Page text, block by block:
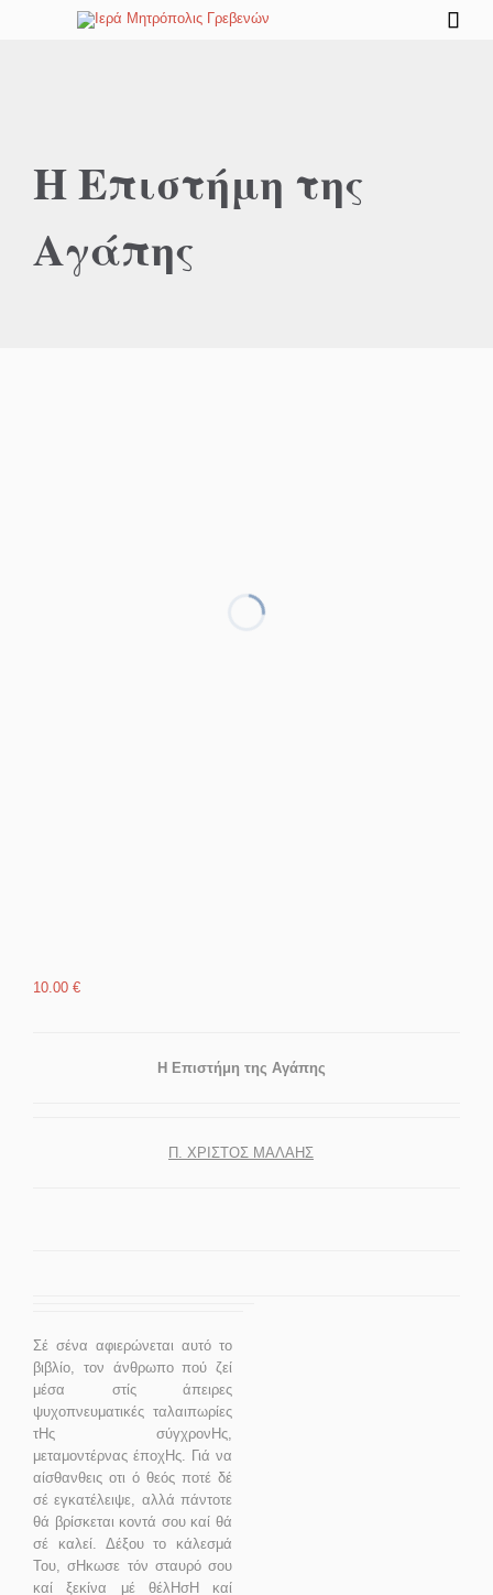

Η Επιστήμη της
Αγάπης
10.00 €
Η Επιστήμη της Αγάπης
Π. ΧΡΙΣΤΟΣ ΜΑΛΑΗΣ
Σέ σένα αφιερώνεται αυτό το
βιβλίο, τον άνθρωπο πού ζεί
μέσα στίς άπειρες
ψυχοπνευματικές ταλαιπωρίες
τΗς σύγχρονΗς,
μεταμοντέρνας έποχΗς. Γιά να
αίσθανθεις οτι ό θεός ποτέ δέ
σέ εγκατέλειψε, αλλά πάντοτε
θά βρίσκεται κοντά σου καί θά
σέ καλεί. Δέξου το κάλεσμά
Του, σΗκωσε τόν σταυρό σου
καί ξεκίνα μέ θέλΗσΗ καί